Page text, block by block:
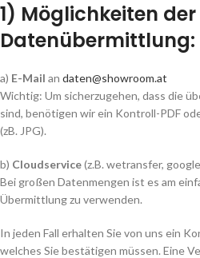
1) Möglichkeiten der
Datenübermittlung:
a) E-Mail an daten@showroom.at
Wichtig: Um sicherzugehen, dass die
sind, benötigen wir ein Kontroll-PDF
(zB. JPG).
b) Cloudservice(z.B. wetransfer,
Bei großen Datenmengen ist es am
Übermittlung zu verwenden.
In jeden Fall erhalten Sie von uns ein
welches Sie bestätigen müssen. Eine